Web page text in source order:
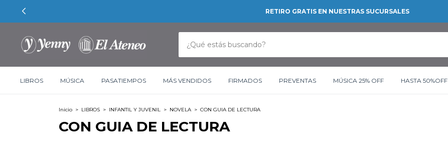
RETIRO GRATIS EN NUESTRAS SUCURSALES
LIBROS MÚSICA PASATIEMPOS MÁS VENDIDOS FIRMADOS PREVENTAS MÚSICA 25% OFF HASTA 50%OFF
Inicio > LIBROS > INFANTIL Y JUVENIL > NOVELA > CON GUIA DE LECTURA
CON GUIA DE LECTURA